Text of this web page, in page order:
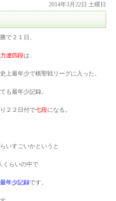
2014年3月22日 土曜日
で２１日、
遼四段は、
上最年少で棋聖戦リーグに入った。
も最年少記録。
２２日付で七段になる。
いすごいかというと
くらいの中で
最年少記録です。